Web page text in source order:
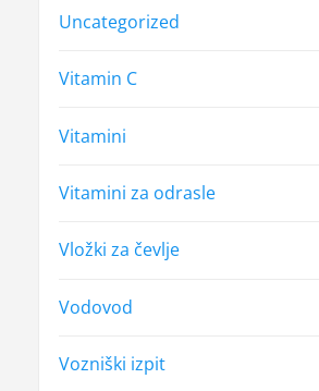
Uncategorized
Vitamin C
Vitamini
Vitamini za odrasle
Vložki za čevlje
Vodovod
Vozniški izpit